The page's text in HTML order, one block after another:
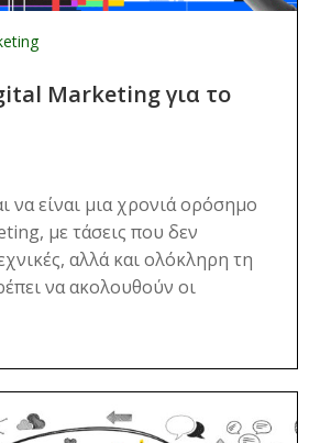
Marketing για το
να είναι μια χρονιά ορόσημο
με τάσεις που δεν
αλλά και ολόκληρη τη
να ακολουθούν οι